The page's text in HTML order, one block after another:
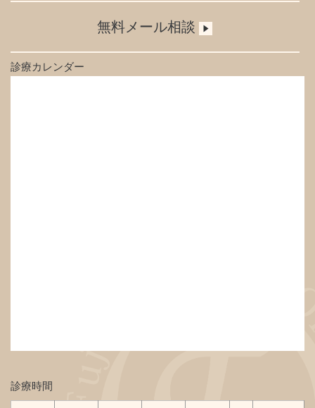
無料メール相談
診療カレンダー
診療時間